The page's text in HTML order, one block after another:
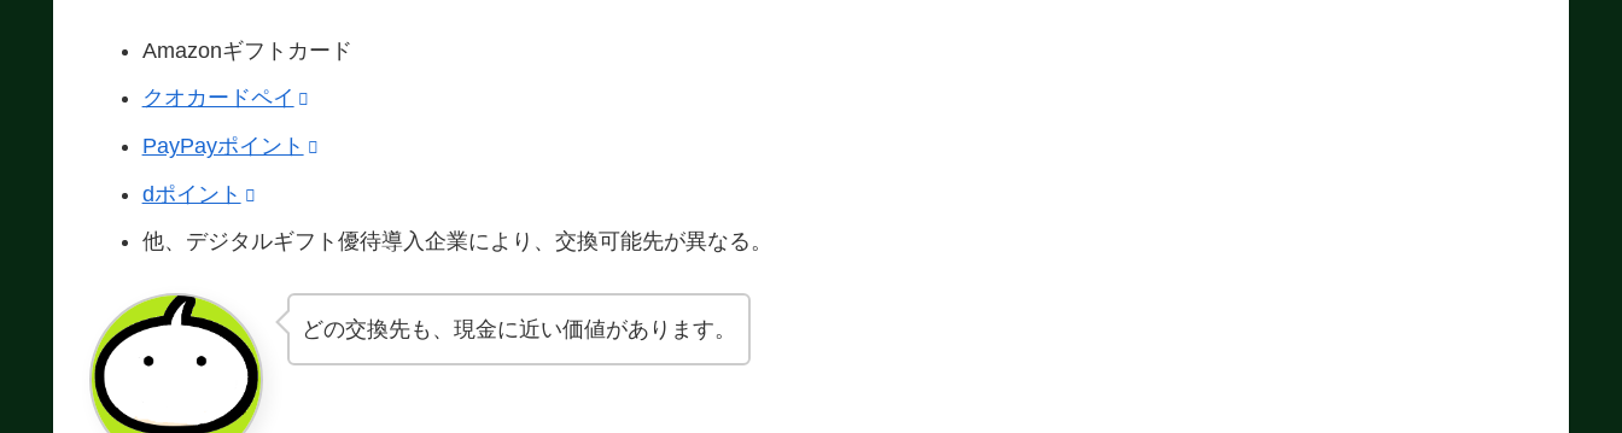
Amazonギフトカード
クオカードペイ
PayPayポイント
dポイント
他、デジタルギフト優待導入企業により、交換可能先が異なる。
どの交換先も、現金に近い価値があります。